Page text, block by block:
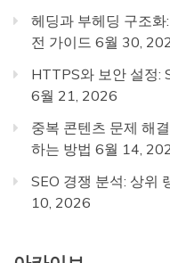
헤딩과 부헤딩 구조
전 가이드 6월 30,
HTTPS와 보안 설정:
6월 21, 2026
중복 콘텐츠 문제 해
하는 방법 6월 14,
SEO 경쟁 분석: 상위
10, 2026